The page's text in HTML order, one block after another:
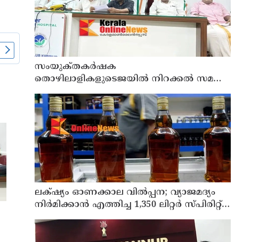
സംയുക്‌തകർഷക
തൊഴിലാളികളുടെജയിൽ നിറക്കൽ സമരം
ഓഗസ്ത് 10 ന്
ലക്‌ഷ്യം ഓണക്കാല വിൽപ്പന; വ്യാജമദ്യം
നിർമിക്കാൻ എത്തിച്ച 1,350 ലിറ്റർ സ്പിരിറ്റ്
പിടികൂടി; രണ്ട് പേർ അറസ്റ്റിൽ